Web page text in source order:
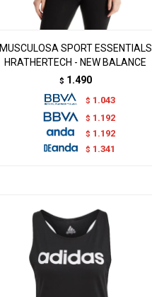
MUSCULOSA SPORT ESSENTIALS
HRATHERTECH - NEW BALANCE
$ 1.490
$ 1.043
$ 1.192
$ 1.192
$ 1.341